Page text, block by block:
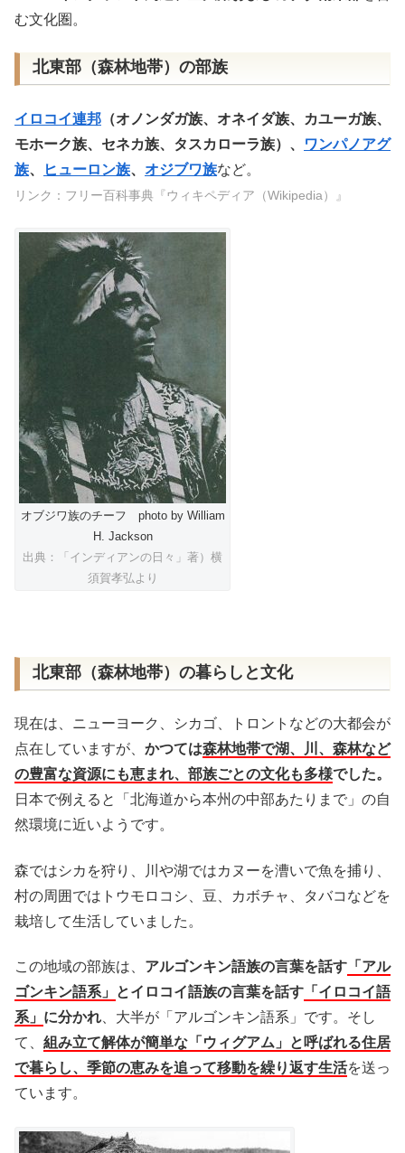
む文化圏。
北東部（森林地帯）の部族
イロコイ連邦 （オノンダガ族、オネイダ族、カユーガ族、
モホーク族、セネカ族、タスカローラ族）、
ワンパノアグ
族、 ヒューロン族、 オジブワ族など。
リンク：フリー百科事典『ウィキペディア（Wikipedia）』
オブジワ族のチーフ photo by William
H. Jackson
出典：「インディアンの日々」著）横
須賀孝弘より
北東部（森林地帯）の暮らしと文化
現在は、ニューヨーク、シカゴ、トロントなどの大都会が
点在していますが、 かつては森林地帯で湖、川、森林など
の豊富な資源にも恵まれ、部族ごとの文化も多様でした。
日本で例えると「北海道から本州の中部あたりまで」の自
然環境に近いようです。
森ではシカを狩り、川や湖ではカヌーを漕いで魚を捕り、
村の周囲ではトウモロコシ、豆、カボチャ、タバコなどを
栽培して生活していました。
この地域の部族は、 アルゴンキン語族の言葉を話す 「アル
ゴンキン語系」
とイロコイ語族の言葉を話す 「イロコイ語
系」 に分かれ 、大半が「アルゴンキン語系」です。そし
て、 組み立て解体が簡単な「ウィグアム」と呼ばれる住居
で暮らし、季節の恵みを追って移動を繰り返す生活を送っ
ています。